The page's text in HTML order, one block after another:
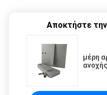
Αποκτήστε την
μέρη